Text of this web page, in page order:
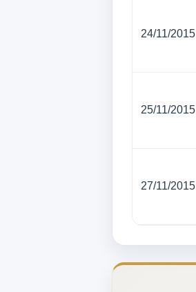
24/11/2015
25/11/2015
27/11/2015